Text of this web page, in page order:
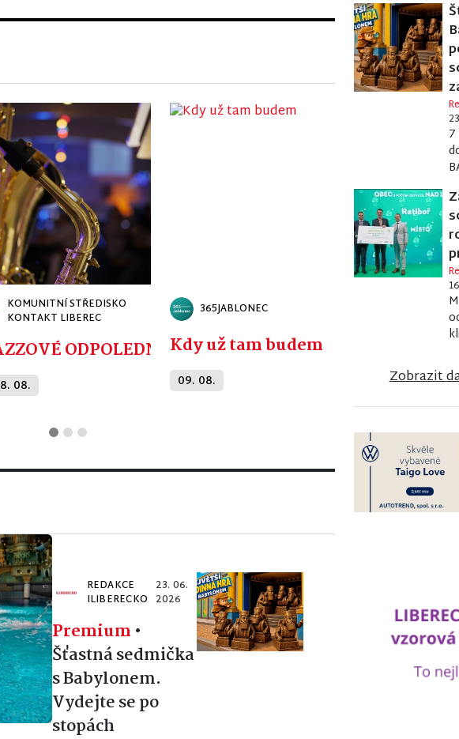
- ZDENĚK JUNÁK NEJEN JAKO PRAPORČÍK
KOMUNITNÍ STŘEDISKO
KONTAKT LIBEREC
ODPOLEDNE
08.
365JABLONEC
Kdy už tam budem
09. 08.
REDAKCE
ILIBERECKO
23. 06.
2026
Premium •
Šťastná sedmička
s Babylonem.
Vydejte se po
stopách
Zobrazit